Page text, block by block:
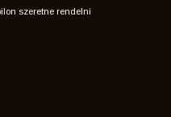
szeretne rendelni